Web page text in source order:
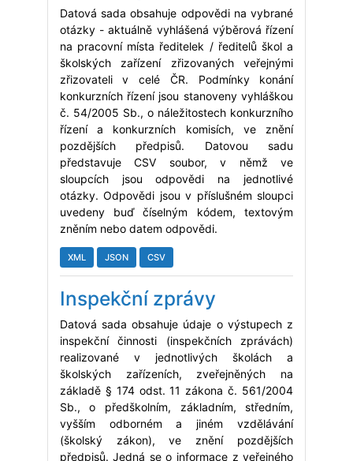
Datová sada obsahuje odpovědi na vybrané
otázky - aktuálně vyhlášená výběrová řízení
na pracovní místa ředitelek / ředitelů škol a
školských zařízení zřizovaných veřejnými
zřizovateli v celé ČR. Podmínky konání
konkurzních řízení jsou stanoveny vyhláškou
č. 54/2005 Sb., o náležitostech konkurzního
řízení a konkurzních komisích, ve znění
pozdějších předpisů. Datovou sadu
představuje CSV soubor, v němž ve
sloupcích jsou odpovědi na jednotlivé
otázky. Odpovědi jsou v příslušném sloupci
uvedeny buď číselným kódem, textovým
zněním nebo datem odpovědi.
XML JSON CSV
Inspekční zprávy
Datová sada obsahuje údaje o výstupech z
inspekční činnosti (inspekčních zprávách)
realizované v jednotlivých školách a
školských zařízeních, zveřejněných na
základě § 174 odst. 11 zákona č. 561/2004
Sb., o předškolním, základním, středním,
vyšším odborném a jiném vzdělávání
(školský zákon), ve znění pozdějších
předpisů. Jedná se o informace z veřejného